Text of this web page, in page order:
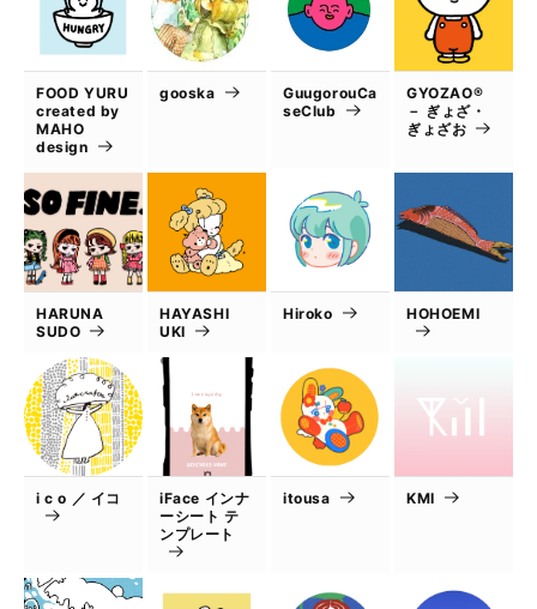
FOOD YURU
created by
MAHO
design
gooska
GuugorouCa
seClub
GYOZAO®
－ ぎょざ・
ぎょざお
HARUNA
SUDO
HAYASHI
UKI
Hiroko HOHOEMI
i c o ／ イコ
iFace インナ
ーシート テ
ンプレート
itousa KMI